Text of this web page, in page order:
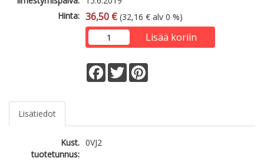
Hinta: 36,50 € (32,16 € alv 0 %)
Lisää koriin
Facebook
Twitter
Lisätiedot
Kust.
tuotetunnus:
0VJ2